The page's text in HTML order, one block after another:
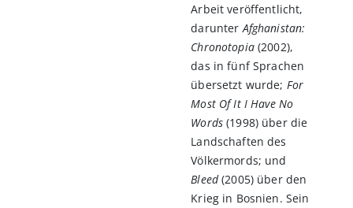
Arbeit veröffentlicht,
darunterAfghanistan:
Chronotopia(2002),
das in fünf Sprachen
übersetzt wurde; For
Most Of It I Have No
Words(1998) über die
Landschaften des
Völkermords; und
Bleed(2005) über den
Krieg in Bosnien. Sein